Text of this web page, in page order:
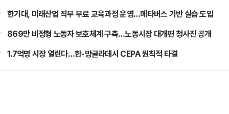
한기대, 미래산업 직무 무료 교육과정 운영…메타버스 기반 실습 도입
869만 비정형 노동자 보호체계 구축…노동시장 대개편 청사진 공개
1.7억명 시장 열린다…한-방글라데시 CEPA 원칙적 타결